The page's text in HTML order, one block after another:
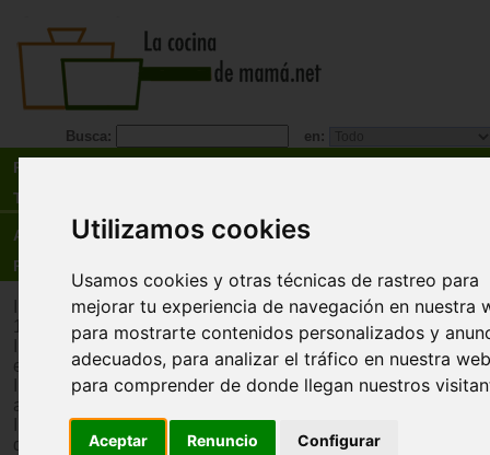
Utilizamos cookies
Usamos cookies y otras técnicas de rastreo para
mejorar tu experiencia de navegación en nuestra
para mostrarte contenidos personalizados y
adecuados, para analizar el tráfico en nuestra
para comprender de donde llegan nuestros
Aceptar Renuncio Configurar
Busca: en:
Recetas
Tienda
Actualidad
Registro
>Tienda>Juguetes infantiles>Juguetes por edad>
12 años
>Tienda > Juguetes infantiles > Juguetes por tipo >
estimulación intelectual y memoria
>Tienda>Juguetes infantiles>Juguetes por tipo>
adquisición de conocimientos
>Tienda>Juguetes infantiles
de 12 años